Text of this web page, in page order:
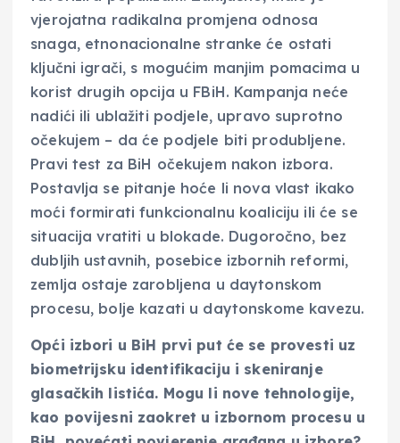
vjerojatna radikalna promjena odnosa
snaga, etnonacionalne stranke će ostati
ključni igrači, s mogućim manjim pomacima u
korist drugih opcija u FBiH. Kampanja neće
nadići ili ublažiti podjele, upravo suprotno
očekujem – da će podjele biti produbljene.
Pravi test za BiH očekujem nakon izbora.
Postavlja se pitanje hoće li nova vlast ikako
moći formirati funkcionalnu koaliciju ili će se
situacija vratiti u blokade. Dugoročno, bez
dubljih ustavnih, posebice izbornih reformi,
zemlja ostaje zarobljena u daytonskom
procesu, bolje kazati u daytonskome kavezu.
Opći izbori u BiH prvi put će se provesti uz
biometrijsku identifikaciju i skeniranje
glasačkih listića. Mogu li nove tehnologije,
kao povijesni zaokret u izbornom procesu u